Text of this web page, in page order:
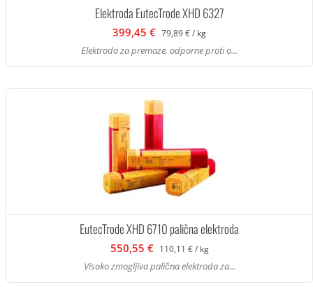
Elektroda EutecTrode XHD 6327
399,45 € 79,89 € / kg
Elektroda za premaze, odporne proti o...
EutecTrode XHD 6710 palična elektroda
550,55 € 110,11 € / kg
Visoko zmogljiva palična elektroda za...